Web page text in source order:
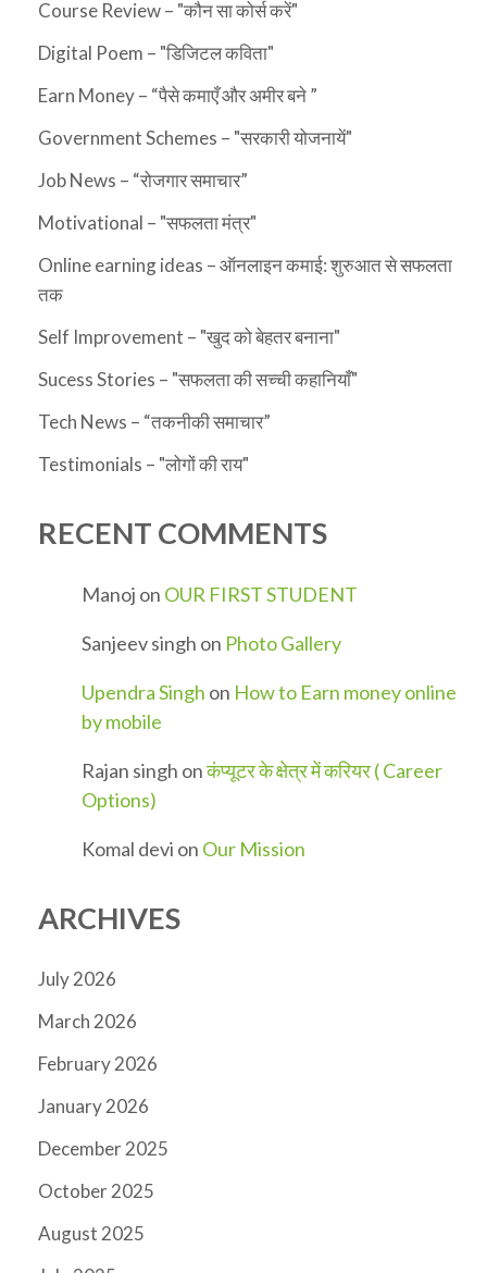
Course Review – "कौन सा कोर्स करें"
Digital Poem – "डिजिटल कविता"
Earn Money – “पैसे कमाएँ और अमीर बने ”
Government Schemes – "सरकारी योजनायें"
Job News – “रोजगार समाचार”
Motivational – "सफलता मंत्र"
Online earning ideas – ऑनलाइन कमाई: शुरुआत से सफलता
तक
Self Improvement – "खुद को बेहतर बनाना"
Sucess Stories – "सफलता की सच्ची कहानियाँ"
Tech News – “तकनीकी समाचार”
Testimonials – "लोगों की राय"
RECENT COMMENTS
Manoj on OUR FIRST STUDENT
Sanjeev singh on Photo Gallery
Upendra Singh on How to Earn money online
by mobile
Rajan singh onकंप्यूटर के क्षेत्र में करियर ( Career
Options)
Komal devi on Our Mission
ARCHIVES
July 2026
March 2026
February 2026
January 2026
December 2025
October 2025
August 2025